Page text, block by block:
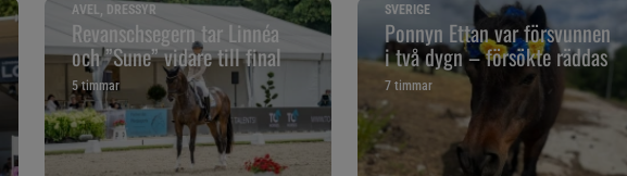
AVEL, DRESSYR
Revanschsegern tar Linnéa
och ”Sune” vidare till final
5 timmar
SVERIGE
Ponnyn Ettan var försvunnen
i två dygn – försökte räddas
7 timmar